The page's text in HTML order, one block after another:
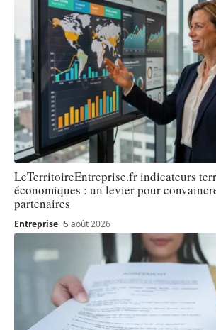
LeTerritoireEntreprise.fr indicateurs
économiques : un levier pour
partenaires
Entreprise 5 août 2026